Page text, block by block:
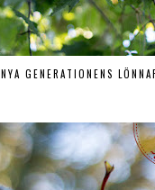
NYA GENERATIONENS